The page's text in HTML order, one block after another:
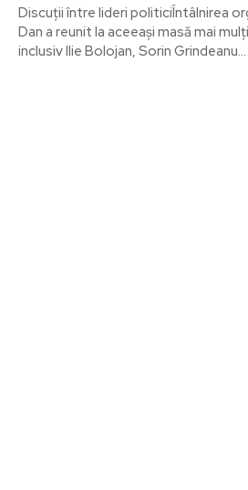
Discuții între lideri politiciÎntâlnirea
Dan a reunit la aceeași masă mai
inclusiv Ilie Bolojan, Sorin Grindeanu...